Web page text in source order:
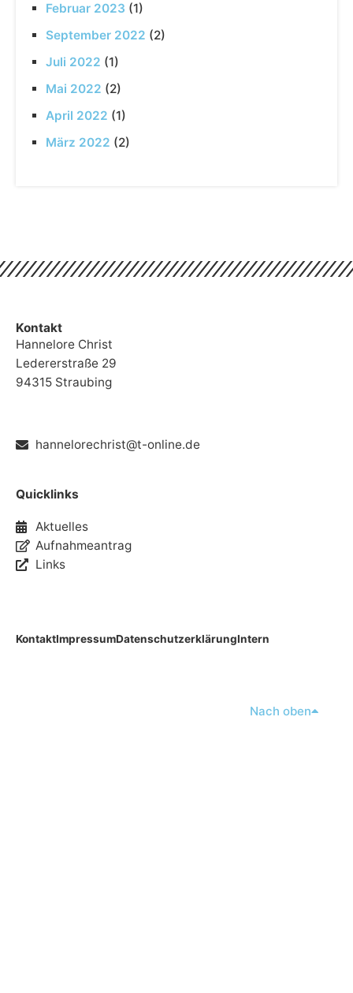
Februar 2023 (1)
September 2022 (2)
Juli 2022 (1)
Mai 2022 (2)
April 2022 (1)
März 2022 (2)
Kontakt
Hannelore Christ
Ledererstraße 29
94315 Straubing
hannelorechrist@t-online.de
Quicklinks
Aktuelles
Aufnahmeantrag
Links
KontaktImpressumDatenschutzerklärungIntern
Nach oben